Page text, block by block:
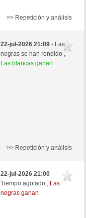
>> Repetición y análisis
22-jul-2026 21:09- Las
negras se han rendido ,
Las blancas ganan
>> Repetición y análisis
22-jul-2026 21:00-
Tiempo agotado , Las
negras ganan